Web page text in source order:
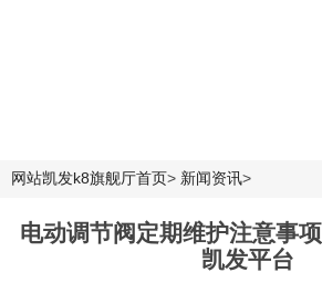
网站凯发k8旗舰厅首页> 新闻资讯>
电动调节阀定期维护注意事
凯发平台